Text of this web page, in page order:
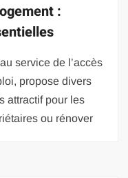
:
service de l’accès
propose divers
attractif pour les
ou rénover